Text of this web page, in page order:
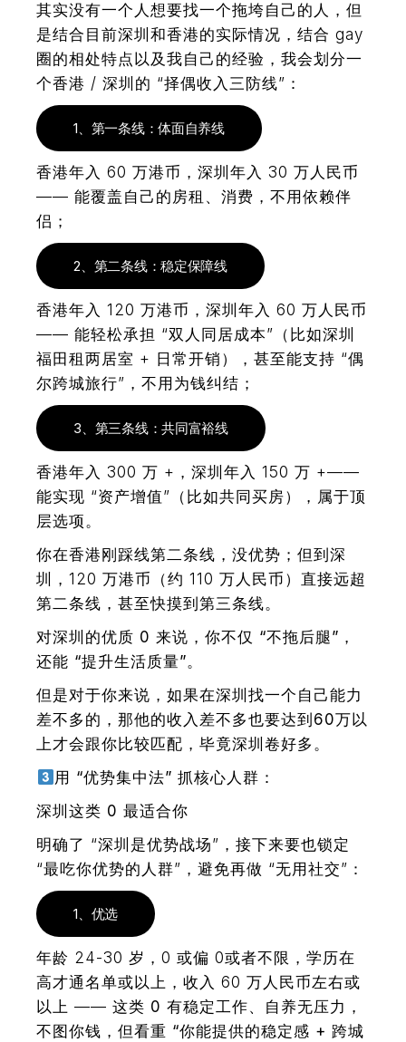
其实没有一个人想要找一个拖垮自己的人，但
是结合目前深圳和香港的实际情况，结合 gay
圈的相处特点以及我自己的经验，我会划分一
个香港 / 深圳的 “择偶收入三防线”：
1、第一条线：体面自养线
香港年入 60 万港币，深圳年入 30 万人民币
—— 能覆盖自己的房租、消费，不用依赖伴
侣；
2、第二条线：稳定保障线
香港年入 120 万港币，深圳年入 60 万人民币
—— 能轻松承担 “双人同居成本”（比如深圳
福田租两居室 + 日常开销），甚至能支持 “偶
尔跨城旅行”，不用为钱纠结；
3、第三条线：共同富裕线
香港年入 300 万 +，深圳年入 150 万 +——
能实现 “资产增值”（比如共同买房），属于顶
层选项。
你在香港刚踩线第二条线，没优势；但到深
圳，120 万港币（约 110 万人民币）直接远超
第二条线，甚至快摸到第三条线。
对深圳的优质 0 来说，你不仅 “不拖后腿”，
还能 “提升生活质量”。
但是对于你来说，如果在深圳找一个自己能力
差不多的，那他的收入差不多也要达到60万以
上才会跟你比较匹配，毕竟深圳卷好多。
用 “优势集中法” 抓核心人群：
深圳这类 0 最适合你
明确了 “深圳是优势战场”，接下来要也锁定
“最吃你优势的人群”，避免再做 “无用社交”：
1、优选
年龄 24-30 岁，0 或偏 0或者不限，学历在
高才通名单或以上，收入 60 万人民币左右或
以上 ——这类 0 有稳定工作、自养无压力，
不图你钱，但看重 “你能提供的稳定感 + 跨城